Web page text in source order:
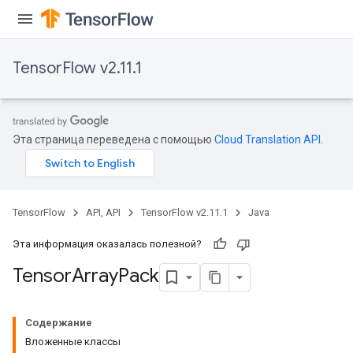
TensorFlow v2.11.1
Эта страница переведена с помощью Cloud Translation API
TensorFlow API, API TensorFlow v2.11.1 Java
Эта информация оказалась полезной?
TensorArrayPack
Содержание
Вложенные классы